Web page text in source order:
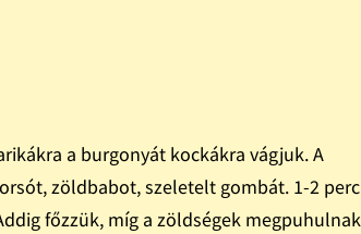
a burgonyát kockákra vágjuk. A
zöldbabot, szeletelt gombát. 1-2
főzzük, míg a zöldségek